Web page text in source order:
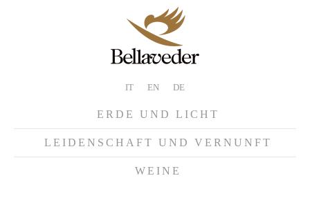
IT EN DE
ERDE UND LICHT
LEIDENSCHAFT UND VERNUNFT
WEINE